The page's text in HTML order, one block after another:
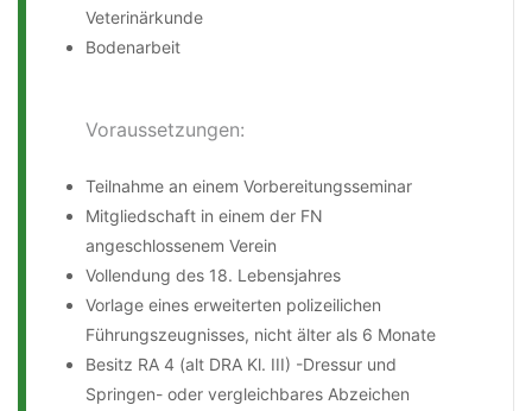
Veterinärkunde
Bodenarbeit
Voraussetzungen:
Teilnahme an einem Vorbereitungsseminar
Mitgliedschaft in einem der FN
angeschlossenem Verein
Vollendung des 18. Lebensjahres
Vorlage eines erweiterten polizeilichen
Führungszeugnisses, nicht älter als 6 Monate
Besitz RA 4 (alt DRA Kl. III) -Dressur und
Springen- oder vergleichbares Abzeichen